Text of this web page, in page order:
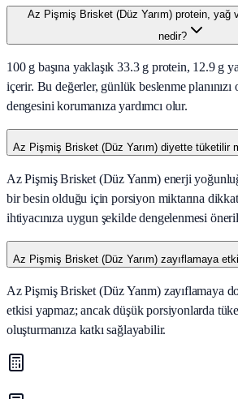
Az Pişmiş Brisket (Düz Yarım) protein, yağ
nedir?
100 g başına yaklaşık 33.3 g protein, 12.9 g
içerir. Bu değerler, günlük beslenme
dengesini korumanıza yardımcı olur.
Az Pişmiş Brisket (Düz Yarım) diyette tüketilir
Az Pişmiş Brisket (Düz Yarım) enerji
bir besin olduğu için porsiyon miktarına
ihtiyacınıza uygun şekilde dengelenmesi
Az Pişmiş Brisket (Düz Yarım) zayıflamaya
Az Pişmiş Brisket (Düz Yarım) zayıflamaya
etkisi yapmaz; ancak düşük porsiyonlarda
oluşturmanıza katkı sağlayabilir.